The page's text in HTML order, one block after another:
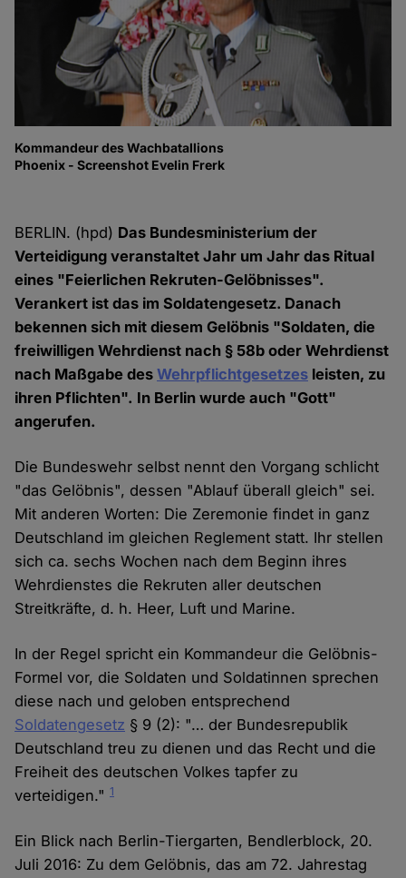
Kommandeur des Wachbatallions
Phoenix - Screenshot Evelin Frerk
BERLIN. (hpd) Das Bundesministerium der
Verteidigung veranstaltet Jahr um Jahr das Ritual
eines "Feierlichen Rekruten-Gelöbnisses".
Verankert ist das im Soldatengesetz. Danach
bekennen sich mit diesem Gelöbnis "Soldaten, die
freiwilligen Wehrdienst nach § 58b oder Wehrdienst
nach Maßgabe desWehrpflichtgesetzes leisten, zu
ihren Pflichten". In Berlin wurde auch "Gott"
angerufen.
Die Bundeswehr selbst nennt den Vorgang schlicht
"das Gelöbnis", dessen "Ablauf überall gleich" sei.
Mit anderen Worten: Die Zeremonie findet in ganz
Deutschland im gleichen Reglement statt. Ihr stellen
sich ca. sechs Wochen nach dem Beginn ihres
Wehrdienstes die Rekruten aller deutschen
Streitkräfte, d. h. Heer, Luft und Marine.
In der Regel spricht ein Kommandeur die Gelöbnis-
Formel vor, die Soldaten und Soldatinnen sprechen
diese nach und geloben entsprechend
Soldatengesetz § 9 (2): "… der Bundesrepublik
Deutschland treu zu dienen und das Recht und die
Freiheit des deutschen Volkes tapfer zu
verteidigen."1
Ein Blick nach Berlin-Tiergarten, Bendlerblock, 20.
Juli 2016: Zu dem Gelöbnis, das am 72. Jahrestag